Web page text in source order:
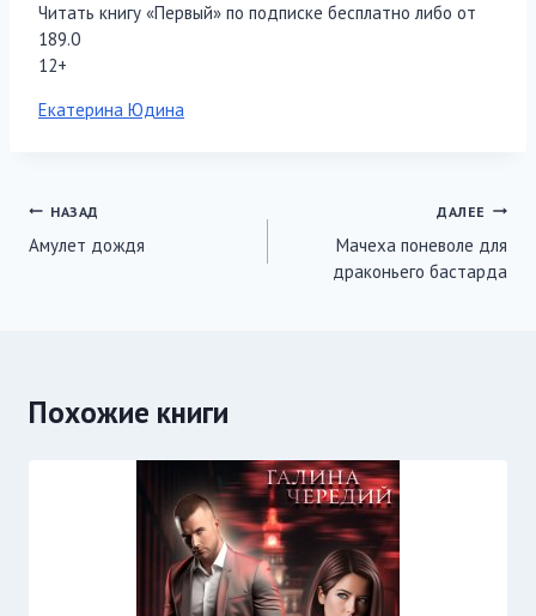
Читать книгу «Первый» по подписке бесплатно либо от
189.0
12+
Метки
Екатерина Юдина
Навигация
по
НАЗАД
Амулет дождя
ДАЛЕЕ
Мачеха поневоле для
драконьего бастарда
Похожие книги